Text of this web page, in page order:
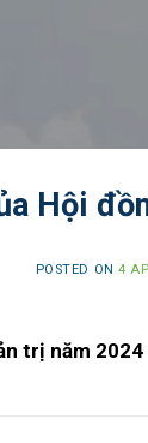
Hội
POSTED ON4
trị năm